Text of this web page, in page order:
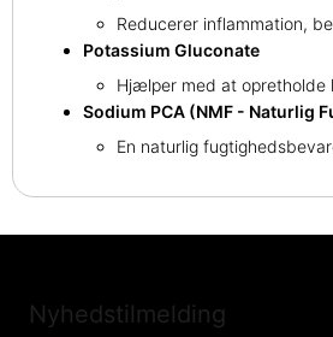
Reducerer inflammation,
Potassium Gluconate
Hjælper med at opretholde
Sodium PCA (NMF - Naturlig
En naturlig
Nyhedstilmelding